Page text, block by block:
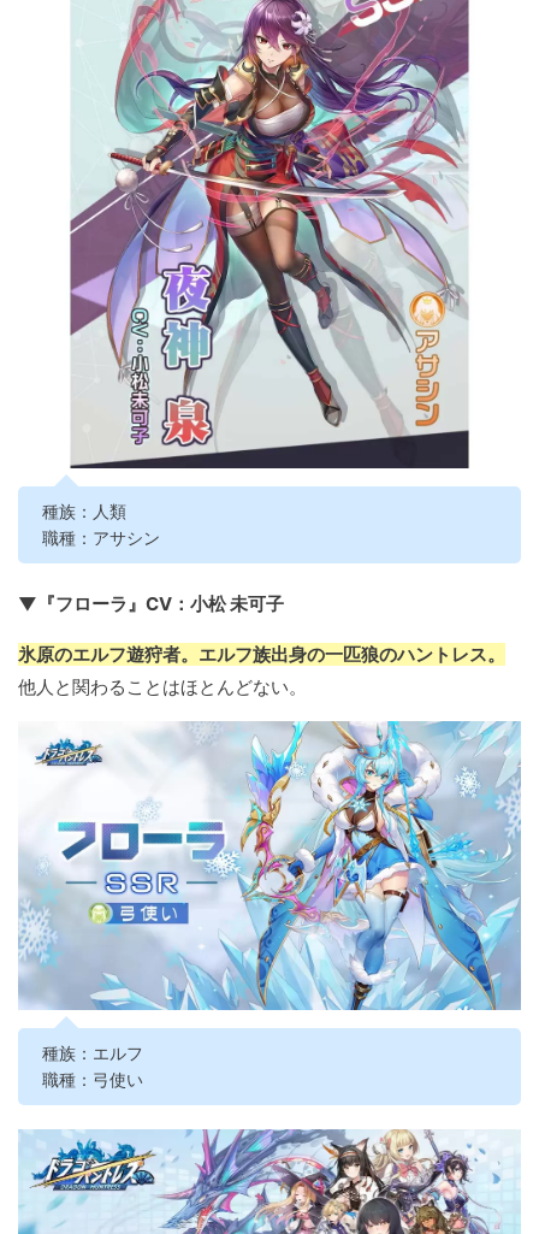
種族：人類
職種：アサシン
▼『フローラ』CV：小松 未可子
氷原のエルフ遊狩者。エルフ族出身の一匹狼のハントレス。
他人と関わることはほとんどない。
種族：エルフ
職種：弓使い